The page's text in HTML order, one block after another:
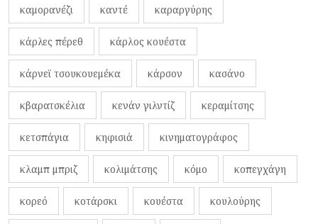
καμορανέζι καντέ καραργύρης
κάρλες πέρεθ κάρλος κουέστα
κάρνεϊ τσουκουεμέκα κάρσον κασάνο
κβαρατσκέλια κενάν γιλντίζ κεραμίτσης
κετσπάγια κηφισιά κινηματογράφος
κλαμπ μπριζ κολιμάτσης κόμο κοπεγχάγη
κορεό κοτάρσκι κουέστα κουλούρης